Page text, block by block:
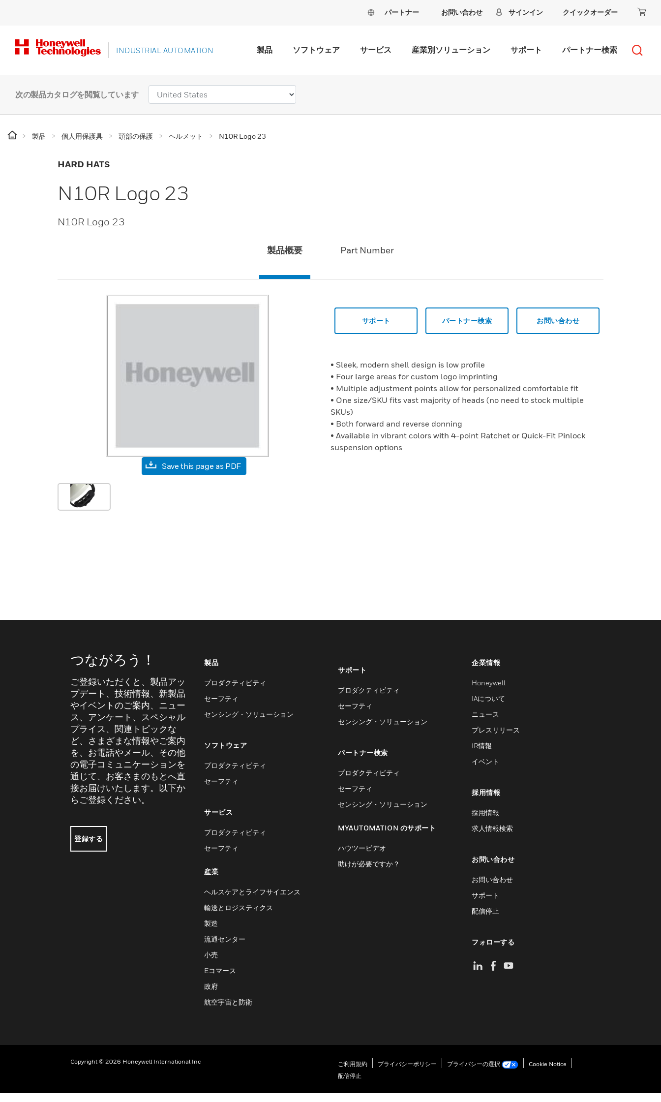
パートナー お問い合わせ サインイン クイックオーダー
INDUSTRIAL AUTOMATION 製品 ソフトウェア サービス 産業別ソリューション サポート パートナー検索
次の製品カタログを閲覧しています
製品 個人用保護具 頭部の保護 ヘルメット N10R Logo 23
HARD HATS
N10R Logo 23
N10R Logo 23
製品概要 Part Number
Save this page as PDF
サポート パートナー検索 お問い合わせ
• Sleek, modern shell design is low profile
• Four large areas for custom logo imprinting
• Multiple adjustment points allow for personalized comfortable fit
• One size/SKU fits vast majority of heads (no need to stock multiple
SKUs)
• Both forward and reverse donning
• Available in vibrant colors with 4-point Ratchet or Quick-Fit Pinlock
suspension options
つながろう！
ご登録いただくと、製品アッ
プデート、技術情報、新製品
やイベントのご案内、ニュー
ス、アンケート、スペシャル
プライス、関連トピックな
ど、さまざまな情報やご案内
を、お電話やメール、その他
の電子コミュニケーションを
通じて、お客さまのもとへ直
接お届けいたします。以下か
らご登録ください。
登録する
製品
プロダクティビティ
セーフティ
センシング・ソリューション
ソフトウェア
プロダクティビティ
セーフティ
サービス
プロダクティビティ
セーフティ
産業
ヘルスケアとライフサイエンス
輸送とロジスティクス
製造
流通センター
小売
Eコマース
政府
航空宇宙と防衛
サポート
プロダクティビティ
セーフティ
センシング・ソリューション
パートナー検索
プロダクティビティ
セーフティ
センシング・ソリューション
MYAUTOMATION のサポート
ハウツービデオ
助けが必要ですか？
企業情報
Honeywell
IAについて
ニュース
プレスリリース
IR情報
イベント
採用情報
採用情報
求人情報検索
お問い合わせ
お問い合わせ
サポート
配信停止
フォローする
Copyright © 2026 Honeywell International Inc ご利用規約 プライバシーポリシー プライバシーの選択
Cookie Notice
配信停止